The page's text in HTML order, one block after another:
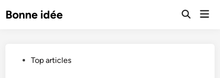
toBonne idée
Open
PostedTop articles